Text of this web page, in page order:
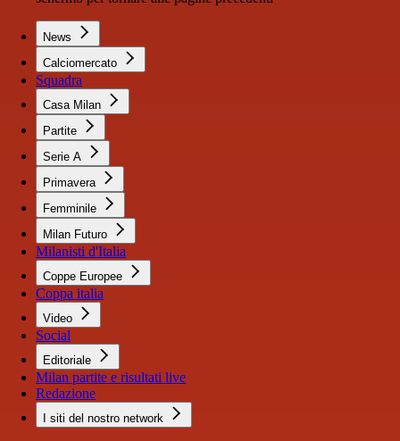
News
Calciomercato
Squadra
Casa Milan
Partite
Serie A
Primavera
Femminile
Milan Futuro
Milanisti d'Italia
Coppe Europee
Coppa italia
Video
Social
Editoriale
Milan partite e risultati live
Redazione
I siti del nostro network